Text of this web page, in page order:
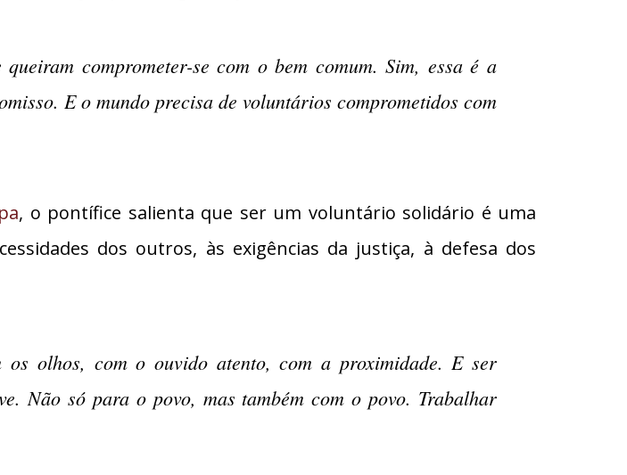
comprometer-se com o bem comum. Sim, essa é a
E o mundo precisa de voluntários comprometidos com
, o pontífice salienta que ser um voluntário solidário é uma
dos outros, às exigências da justiça, à defesa dos
olhos, com o ouvido atento, com a proximidade. E ser
Não só para o povo, mas também com o povo. Trabalhar